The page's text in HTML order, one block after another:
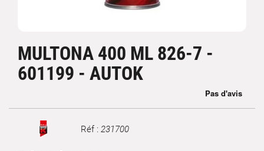
MULTONA 400 ML 826-7 -
601199 - AUTOK
Marque Réf : 231700